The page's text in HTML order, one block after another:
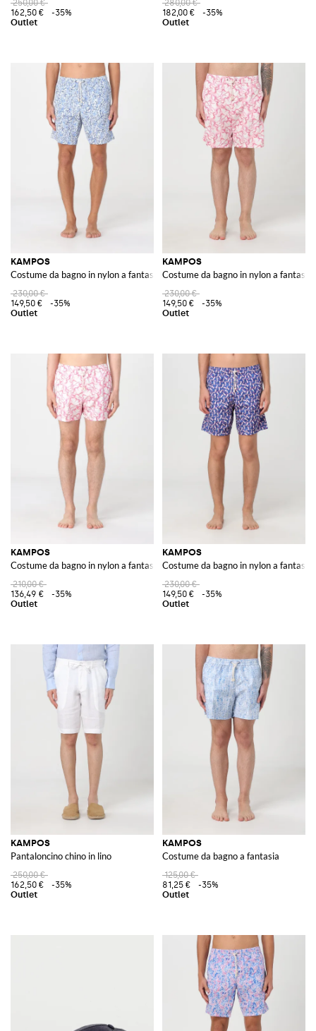
250,00 €
162,50 €
-35%
280,00 €
182,00 €
-35%
KAMPOS
Costume da bagno in nylon a fantasia
230,00 €
149,50 €
-35%
KAMPOS
Costume da bagno in nylon a fantasia
230,00 €
149,50 €
-35%
KAMPOS
Costume da bagno in nylon a fantasia
210,00 €
136,49 €
-35%
KAMPOS
Costume da bagno in nylon a fantasia
230,00 €
149,50 €
-35%
KAMPOS
Pantaloncino chino in lino
250,00 €
162,50 €
-35%
KAMPOS
Costume da bagno a fantasia
125,00 €
81,25 €
-35%